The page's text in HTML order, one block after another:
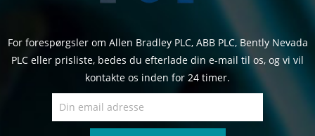
For forespørgsler om Allen Bradley PLC, ABB PLC, Bently Nevada
PLC eller prisliste, bedes du efterlade din e-mail til os, og vi vil
kontakte os inden for 24 timer.